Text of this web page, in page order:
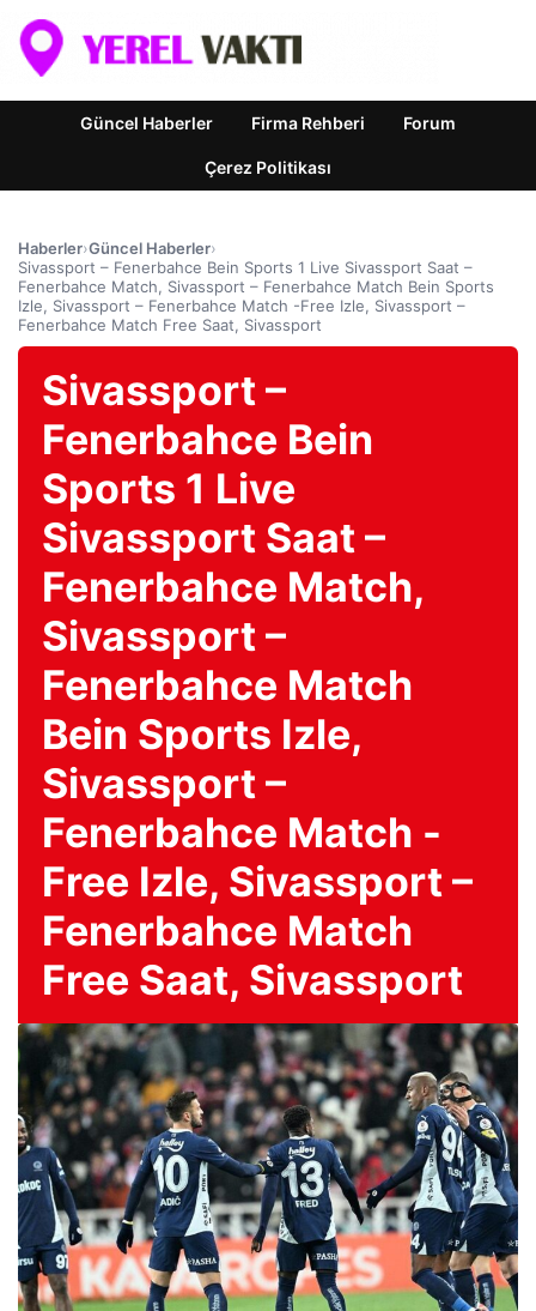
Güncel Haberler Firma Rehberi Forum
Çerez Politikası
Haberler›Güncel Haberler›
Sivassport – Fenerbahce Bein Sports 1 Live Sivassport Saat –
Fenerbahce Match, Sivassport – Fenerbahce Match Bein Sports
Izle, Sivassport – Fenerbahce Match -Free Izle, Sivassport –
Fenerbahce Match Free Saat, Sivassport
Sivassport –
Fenerbahce Bein
Sports 1 Live
Sivassport Saat –
Fenerbahce Match,
Sivassport –
Fenerbahce Match
Bein Sports Izle,
Sivassport –
Fenerbahce Match -
Free Izle, Sivassport –
Fenerbahce Match
Free Saat, Sivassport